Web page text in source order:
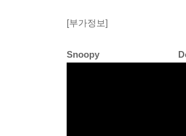
[부가정보]
Snoopy